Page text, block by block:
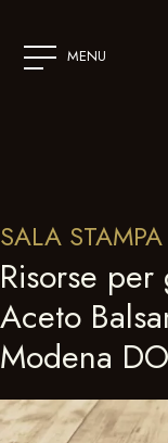
CONTENT MENU
SALA STAMPA
Risorse
Aceto
Modena